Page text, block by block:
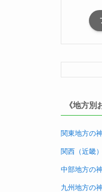
《地方別
関東地方の
関西（近畿
中部地方の
九州地方の